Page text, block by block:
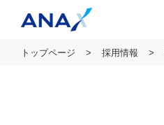
トップページ 採用情報